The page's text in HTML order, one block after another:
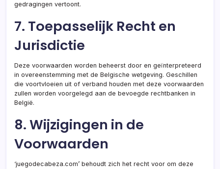
gedragingen vertoont.
7. Toepasselijk Recht en
Jurisdictie
Deze voorwaarden worden beheerst door en geïnterpreteerd
in overeenstemming met de Belgische wetgeving. Geschillen
die voortvloeien uit of verband houden met deze voorwaarden
zullen worden voorgelegd aan de bevoegde rechtbanken in
België.
8. Wijzigingen in de
Voorwaarden
‘juegodecabeza.com’ behoudt zich het recht voor om deze